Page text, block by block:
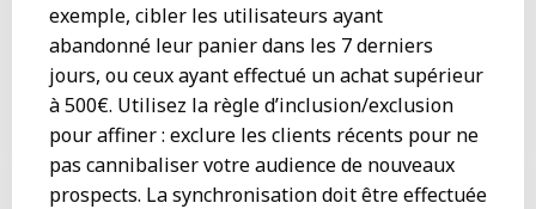
exemple, cibler les utilisateurs ayant
abandonné leur panier dans les 7 derniers
jours, ou ceux ayant effectué un achat supérieur
à 500€. Utilisez la règle d’inclusion/exclusion
pour affiner : exclure les clients récents pour ne
pas cannibaliser votre audience de nouveaux
prospects. La synchronisation doit être effectuée